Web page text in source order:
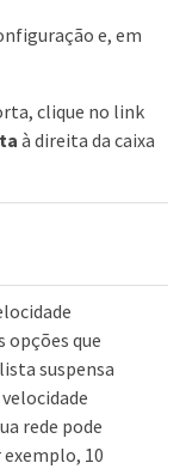
e, em
clique no link
à direita da caixa
opções que
suspensa
rede pode
10